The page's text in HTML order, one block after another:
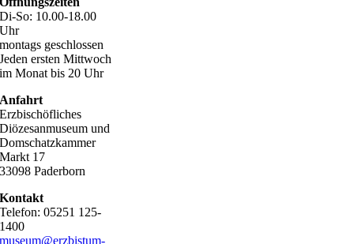
Di-So: 10.00-18.00
Uhr
montags geschlossen
Jeden ersten Mittwoch
im Monat bis 20 Uhr
Anfahrt
Erzbischöfliches
Diözesanmuseum und
Domschatzkammer
Markt 17
33098 Paderborn
Kontakt
Telefon: 05251 125-
1400
museum@erzbistum-